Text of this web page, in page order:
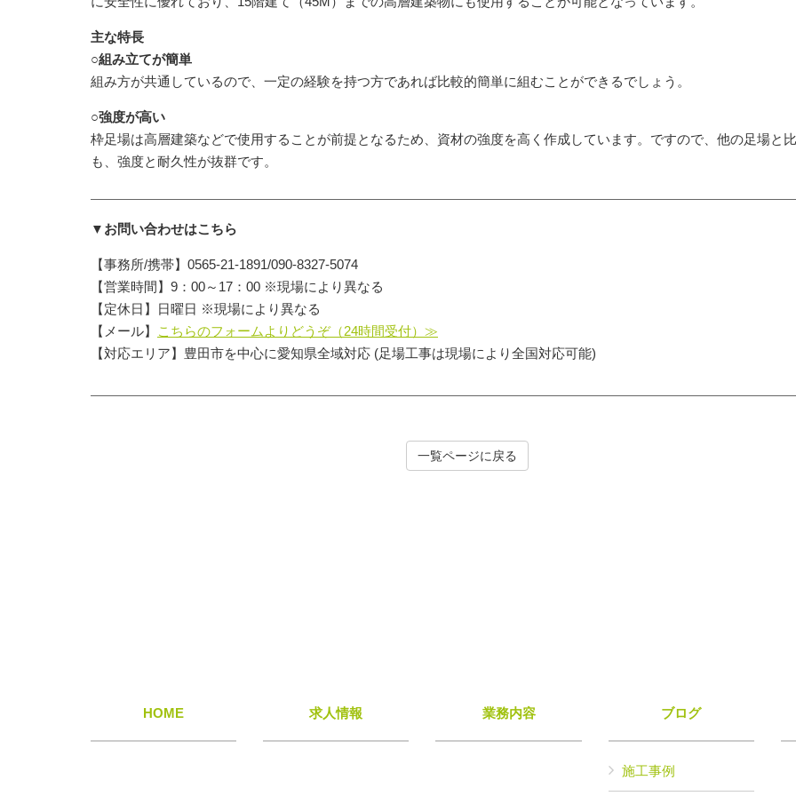
主な特長
○組み立てが簡単
組み方が共通しているので、一定の経験を持つ方であれば比較的簡単に組むことができるでしょう。
○強度が高い
枠足場は高層建築などで使用することが前提となるため、資材の強度を高く作成しています。ですので、他の足場と
も、強度と耐久性が抜群です。
▼お問い合わせはこちら
【事務所/携帯】0565-21-1891/090-8327-5074
【営業時間】9：00～17：00 ※現場により異なる
【定休日】日曜日 ※現場により異なる
【メール】
こちらのフォームよりどうぞ（24時間受付）≫
【対応エリア】豊田市を中心に愛知県全域対応 (足場工事は現場により全国対応可能)
一覧ページに戻る
HOME 求人情報 業務内容 ブログ
施工事例